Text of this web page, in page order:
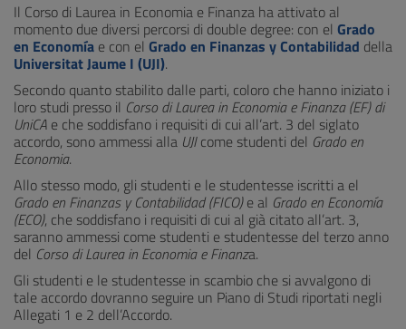
Il Corso di Laurea in Economia e Finanza ha attivato al
momento due diversi percorsi di double degree: con el Grado
en Economía e con el Grado en Finanzas y Contabilidad della
Universitat Jaume I (UJI).
Secondo quanto stabilito dalle parti, coloro che hanno iniziato i
loro studi presso il Corso di Laurea in Economia e Finanza (EF) di
UniCA e che soddisfano i requisiti di cui all’art. 3 del siglato
accordo, sono ammessi alla UJIcome studenti del Grado en
Economia.
Allo stesso modo, gli studenti e le studentesse iscritti a el
Grado en Finanzas y Contabilidad (FICO)e al Grado en Economía
(ECO), che soddisfano i requisiti di cui al già citato all’art. 3,
saranno ammessi come studenti e studentesse del terzo anno
del Corso di Laurea in Economia e Finanza.
Gli studenti e le studentesse in scambio che si avvalgono di
tale accordo dovranno seguire un Piano di Studi riportati negli
Allegati 1 e 2 dell’Accordo.